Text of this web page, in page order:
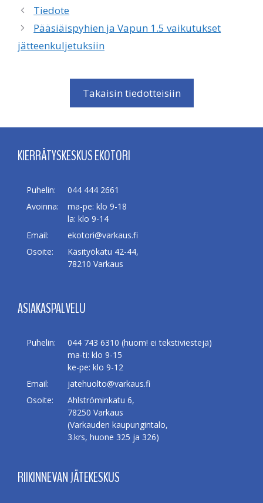
Tiedote
Pääsiäispyhien ja Vapun 1.5 vaikutukset
jätteenkuljetuksiin
Takaisin tiedotteisiin
KIERRÄTYSKESKUS EKOTORI
Puhelin:
044 444 2661
Avoinna:
ma-pe: klo 9-18
la: klo 9-14
Email:
ekotori@varkaus.fi
Osoite:
Käsityökatu 42-44,
78210 Varkaus
ASIAKASPALVELU
Puhelin:
044 743 6310 (huom! ei tekstiviestejä)
ma-ti: klo 9-15
ke-pe: klo 9-12
Email:
jatehuolto@varkaus.fi
Osoite:
Ahlströminkatu 6,
78250 Varkaus
(Varkauden kaupungintalo,
3.krs, huone 325 ja 326)
RIIKINNEVAN JÄTEKESKUS